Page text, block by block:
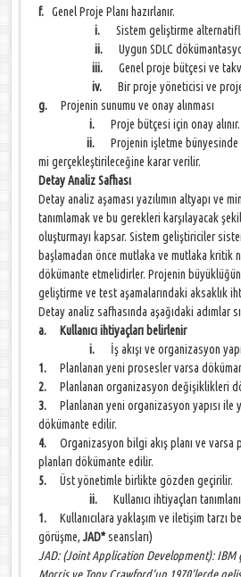
f. Genel Proje Planı hazırlanır.
i.Sistem geliştirme
ii.Uygun SDLC
iii.Genel proje bütçesi ve
iv.Bir proje yöneticisi ve
g.Projenin sunumu ve onay alınması
i.Proje bütçesi için onay alınır.
ii.Projenin işletme
mi gerçekleştirileceğine karar verilir.
Detay Analiz Safhası
Detay analiz aşaması yazılımın altyapı ve
tanımlamak ve bu gerekleri karşılayacak
oluşturmayı kapsar. Sistem geliştiriciler
başlamadan önce mutlaka ve mutlaka kritik
dökümante etmelidirler. Projenin
geliştirme ve test aşamalarındaki aksaklık
Detay analiz safhasında aşağıdaki adımlar
a. Kullanıcı ihtiyaçları belirlenir
i. İş akışı ve organizasyon
1.Planlanan yeni prosesler varsa
2.Planlanan organizasyon değişiklikleri
3.Planlanan yeni organizasyon yapısı
dökümante edilir.
4.Organizasyon bilgi akış planı ve varsa
planları dökümante edilir.
5.Üst yönetimle birlikte gözden geçirilir.
ii.Kullanıcı ihtiyaçları
1.Kullanıcılara yaklaşım ve iletişim tarzı
görüşme,JAD*seansları)
JAD: (Joint Application Development): IBM